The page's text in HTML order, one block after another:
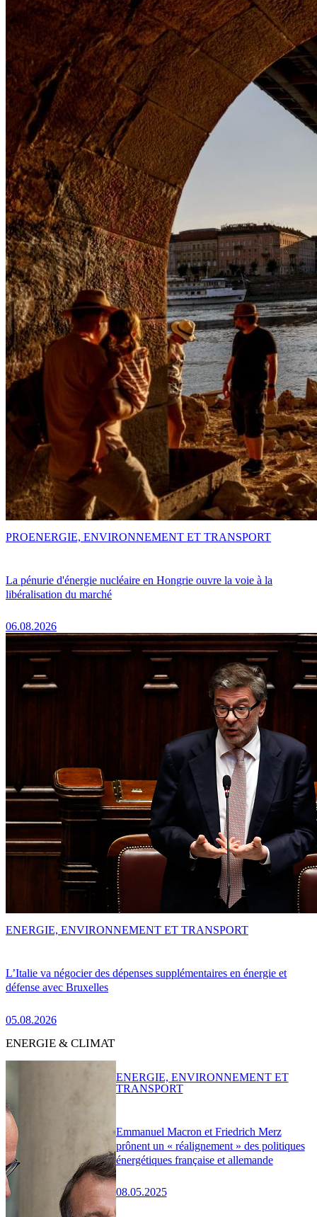
La pénurie d'énergie nucléaire en Hongrie ouvre la voie à la
libéralisation du marché
06.08.2026
PROENERGIE, ENVIRONNEMENT ET TRANSPORT
L’Italie va négocier des dépenses supplémentaires en énergie et
défense avec Bruxelles
05.08.2026
ENERGIE, ENVIRONNEMENT ET TRANSPORT
ENERGIE & CLIMAT
Emmanuel Macron et Friedrich Merz
prônent un « réalignement » des politiques
énergétiques française et allemande
08.05.2025
ENERGIE, ENVIRONNEMENT ET
TRANSPORT